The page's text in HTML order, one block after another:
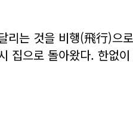
리는 것을 비행(飛行)으
집으로 돌아왔다. 한없